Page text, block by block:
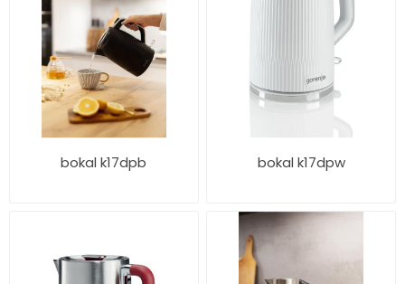
bokal k17dpb bokal k17dpw